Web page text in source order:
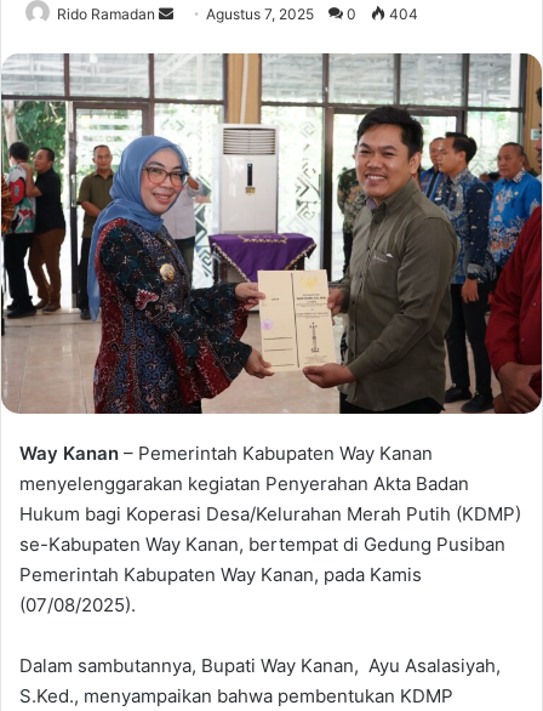
Rido Ramadan
n
d
a
n
e
a
i
l
Agustus 7, 2025 0 404
Way Kanan – Pemerintah Kabupaten Way Kanan
menyelenggarakan kegiatan Penyerahan Akta Badan
Hukum bagi Koperasi Desa/Kelurahan Merah Putih (KDMP)
se-Kabupaten Way Kanan, bertempat di Gedung Pusiban
Pemerintah Kabupaten Way Kanan, pada Kamis
(07/08/2025).
Dalam sambutannya, Bupati Way Kanan, Ayu Asalasiyah,
S.Ked., menyampaikan bahwa pembentukan KDMP